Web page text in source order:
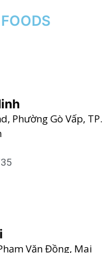
Phường Gò Vấp, TP.
Văn Đồng, Mai